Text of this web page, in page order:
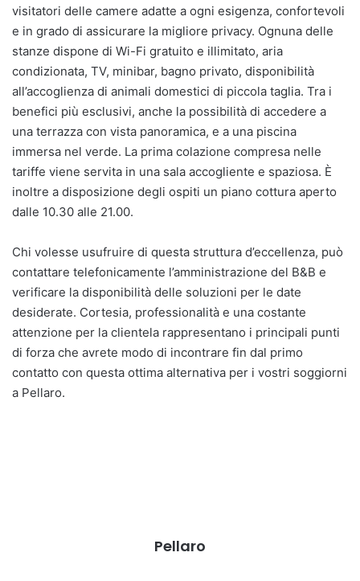
visitatori delle camere adatte a ogni esigenza, confortevoli
e in grado di assicurare la migliore privacy. Ognuna delle
stanze dispone di Wi-Fi gratuito e illimitato, aria
condizionata, TV, minibar, bagno privato, disponibilità
all’accoglienza di animali domestici di piccola taglia. Tra i
benefici più esclusivi, anche la possibilità di accedere a
una terrazza con vista panoramica, e a una piscina
immersa nel verde. La prima colazione compresa nelle
tariffe viene servita in una sala accogliente e spaziosa. È
inoltre a disposizione degli ospiti un piano cottura aperto
dalle 10.30 alle 21.00.
Chi volesse usufruire di questa struttura d’eccellenza, può
contattare telefonicamente l’amministrazione del B&B e
verificare la disponibilità delle soluzioni per le date
desiderate. Cortesia, professionalità e una costante
attenzione per la clientela rappresentano i principali punti
di forza che avrete modo di incontrare fin dal primo
contatto con questa ottima alternativa per i vostri soggiorni
a Pellaro.
Pellaro